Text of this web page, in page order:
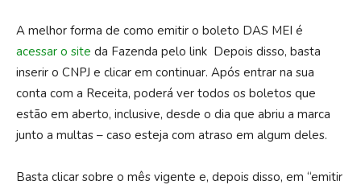
A melhor forma de como emitir o boleto DAS MEI é
acessar o site da Fazenda pelo link Depois disso, basta
inserir o CNPJ e clicar em continuar. Após entrar na sua
conta com a Receita, poderá ver todos os boletos que
estão em aberto, inclusive, desde o dia que abriu a marca
junto a multas – caso esteja com atraso em algum deles.
Basta clicar sobre o mês vigente e, depois disso, em “emitir